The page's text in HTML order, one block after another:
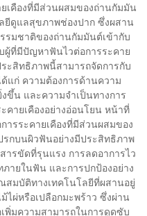
เคืองที่มีส่วนผสมของถ่านกัมมัน
ยีดูแลสุขภาพช่องปาก ซึ่งผสาน
มชาติของถ่านกัมมันต์เข้ากับ
ผู้ที่มีปัญหาฟันไวต่อการระคาย
ะสิทธิภาพนี้สามารถจัดการกับ
แก่ ความต้องการด้านความ
ขึ้น และความจำเป็นทางการ
คายเคืองอย่างอ่อนโยน หน้าที่
รระคายเคืองที่มีส่วนผสมของ
กบนผิวฟันอย่างมีประสิทธิภาพ
รขัดที่รุนแรง การลดอาการไว
ายในฟัน และการปกป้องอย่าง
มบัติทางเทคโนโลยีที่ผสานอยู่
ผ่หรือเปลือกมะพร้าว ซึ่งผ่าน
พิ่มความสามารถในการดูดซับ